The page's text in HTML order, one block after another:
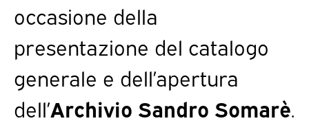
occasione della
presentazione del catalogo
generale e dell’apertura
dell’Archivio Sandro Somarè.